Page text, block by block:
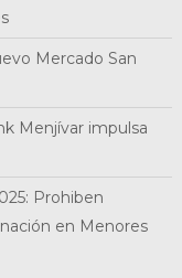
Mercado San
Menjívar impulsa
Prohiben
en Menores